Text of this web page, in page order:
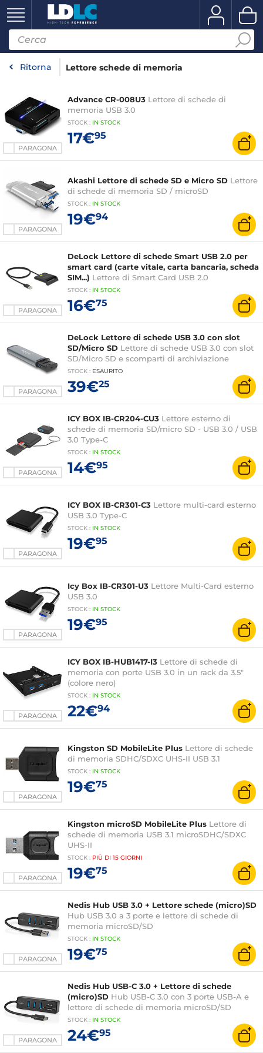
Ritorna Lettore schede di memoria
PARAGONA
Advance CR-008U3 Lettore di schede di
memoria USB 3.0
STOCK : IN STOCK
17€95
PARAGONA
Akashi Lettore di schede SD e Micro SD Lettore
di schede di memoria SD / microSD
STOCK : IN STOCK
19€94
PARAGONA
DeLock Lettore di schede Smart USB 2.0 per
smart card (carte vitale, carta bancaria, scheda
SIM...) Lettore di Smart Card USB 2.0
STOCK : IN STOCK
16€75
PARAGONA
DeLock Lettore di schede USB 3.0 con slot
SD/Micro SD Lettore di schede USB 3.0 con slot
SD/Micro SD e scomparti di archiviazione
STOCK : ESAURITO
39€25
PARAGONA
ICY BOX IB-CR204-CU3 Lettore esterno di
schede di memoria SD/micro SD - USB 3.0 / USB
3.0 Type-C
STOCK : IN STOCK
14€95
PARAGONA
ICY BOX IB-CR301-C3 Lettore multi-card esterno
USB 3.0 Type-C
STOCK : IN STOCK
19€95
PARAGONA
Icy Box IB-CR301-U3 Lettore Multi-Card esterno
USB 3.0
STOCK : IN STOCK
19€95
PARAGONA
ICY BOX IB-HUB1417-I3 Lettore di schede di
memoria con porte USB 3.0 in un rack da 3.5"
(colore nero)
STOCK : IN STOCK
22€94
PARAGONA
Kingston SD MobileLite Plus Lettore di schede
di memoria SDHC/SDXC UHS-II USB 3.1
STOCK : IN STOCK
19€75
PARAGONA
Kingston microSD MobileLite Plus Lettore di
schede di memoria USB 3.1 microSDHC/SDXC
UHS-II
STOCK : PIÙ DI 15 GIORNI
19€75
PARAGONA
Nedis Hub USB 3.0 + Lettore schede (micro)SD
Hub USB 3.0 a 3 porte e lettore di schede di
memoria microSD/SD
STOCK : IN STOCK
19€75
PARAGONA
Nedis Hub USB-C 3.0 + Lettore di schede
(micro)SD Hub USB-C 3.0 con 3 porte USB-A e
lettore di schede di memoria microSD/SD
STOCK : IN STOCK
24€95